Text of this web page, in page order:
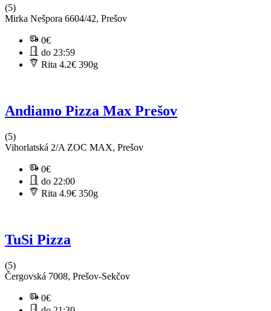
(5)
Mirka Nešpora 6604/42, Prešov
0€
do 23:59
Rita 4.2€ 390g
Andiamo Pizza Max Prešov
(5)
Vihorlatská 2/A ZOC MAX, Prešov
0€
do 22:00
Rita 4.9€ 350g
TuSi Pizza
(5)
Čergovská 7008, Prešov-Sekčov
0€